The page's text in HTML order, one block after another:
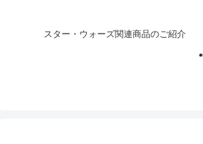
スター・ウォーズ関連商品のご紹介